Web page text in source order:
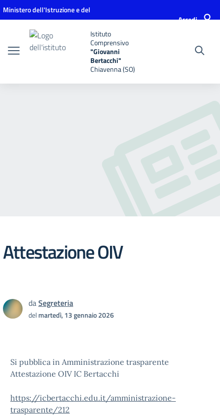
Vai ai contenuti
Vai al menu di navigazione
Vai al footer
Ministero dell'Istruzione e del
Accedi
Istituto
Comprensivo
"Giovanni
Bertacchi"
Chiavenna (SO)
Attestazione OIV
daSegreteria
delmartedì, 13 gennaio 2026
Si pubblica in Amministrazione trasparente
Attestazione OIV IC Bertacchi
https://icbertacchi.edu.it/amministrazione-
trasparente/212